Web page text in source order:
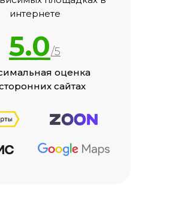
5.0/5
оценка
сайтах
интернете